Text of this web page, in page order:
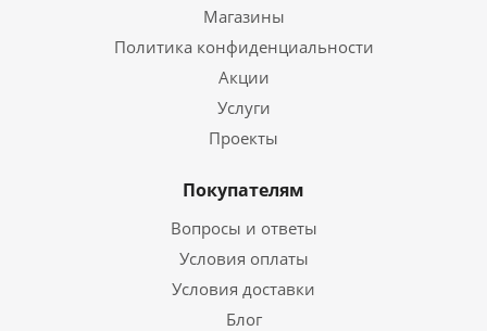
Магазины
Политика конфиденциальности
Акции
Услуги
Проекты
Покупателям
Вопросы и ответы
Условия оплаты
Условия доставки
Блог